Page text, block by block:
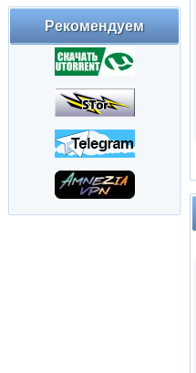
Рекомендуем